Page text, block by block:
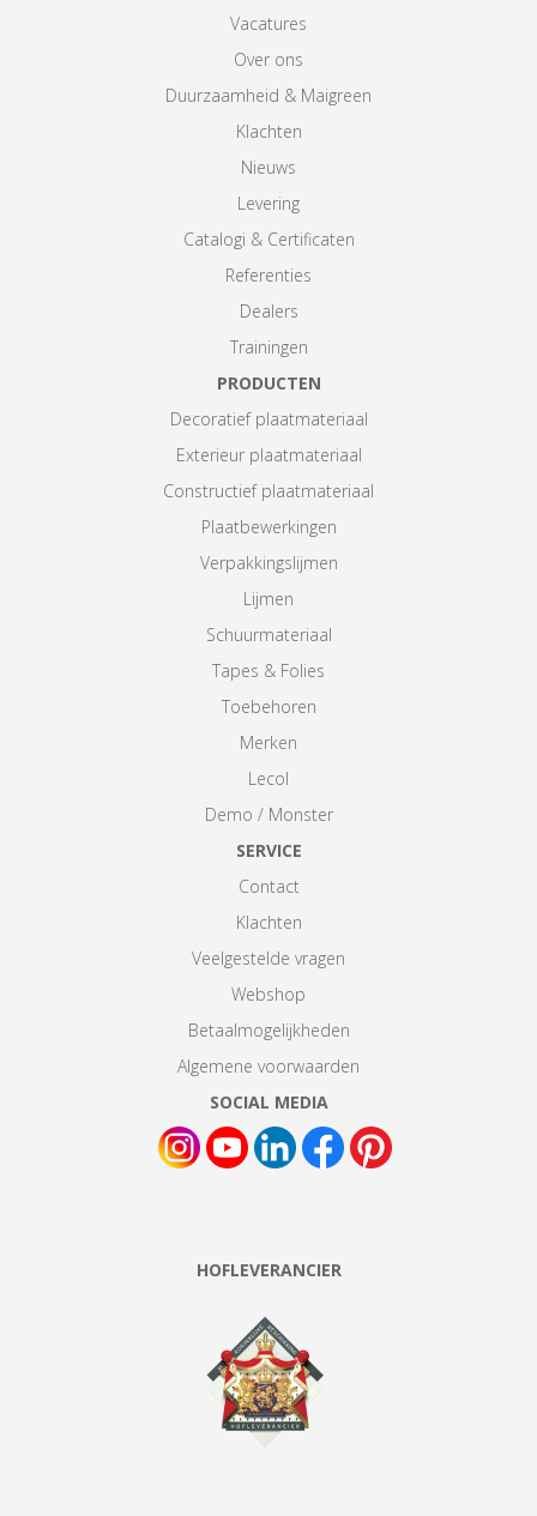
Vacatures
Over ons
Duurzaamheid & Maigreen
Klachten
Nieuws
Levering
Catalogi & Certificaten
Referenties
Dealers
Trainingen
PRODUCTEN
Decoratief plaatmateriaal
Exterieur plaatmateriaal
Constructief plaatmateriaal
Plaatbewerkingen
Verpakkingslijmen
Lijmen
Schuurmateriaal
Tapes & Folies
Toebehoren
Merken
Lecol
Demo / Monster
SERVICE
Contact
Klachten
Veelgestelde vragen
Webshop
Betaalmogelijkheden
Algemene voorwaarden
SOCIAL MEDIA
HOFLEVERANCIER